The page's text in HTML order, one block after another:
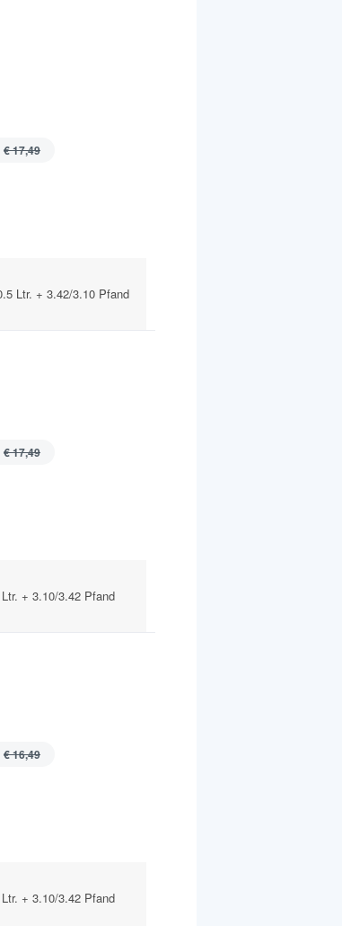
€ 17,49
Ltr. + 3.42/3.10 Pfand
€ 17,49
+ 3.10/3.42 Pfand
€ 16,49
+ 3.10/3.42 Pfand